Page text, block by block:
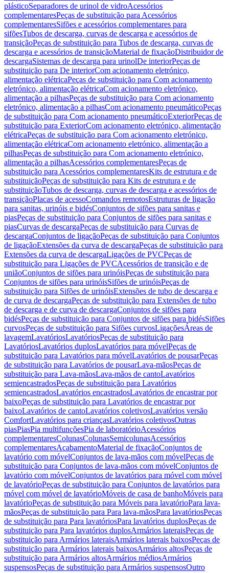
plásticoSeparadores de urinol de vidroAcessórios
complementaresPeças de substituição para Acessórios
complementaresSifões e acessórios complementares para
sifõesTubos de descarga, curvas de descarga e acessórios de
transiçãoPeças de substituição para Tubos de descarga, curvas de
descarga e acessórios de transiçãoMaterial de fixaçãoDistribuidor de
descargaSistemas de descarga para urinolDe interiorPeças de
substituição para De interiorCom acionamento eletrónico,
alimentação elétricaPeças de substituição para Com acionamento
eletrónico, alimentação elétricaCom acionamento eletrónico,
alimentação a pilhasPeças de substituição para Com acionamento
eletrónico, alimentação a pilhasCom acionamento pneumáticoPeças
de substituição para Com acionamento pneumáticoExteriorPeças de
substituição para ExteriorCom acionamento eletrónico, alimentação
elétricaPeças de substituição para Com acionamento eletrónico,
alimentação elétricaCom acionamento eletrónico, alimentação a
pilhasPeças de substituição para Com acionamento eletrónico,
alimentação a pilhasAcessórios complementaresPeças de
substituição para Acessórios complementaresKits de estrutura e de
substituiçãoPeças de substituição para Kits de estrutura e de
substituiçãoTubos de descarga, curvas de descarga e acessórios de
transiçãoPlacas de acessoComandos remotosEstruturas de ligação
para sanitas, urinóis e bidésConjuntos de sifões para sanitas e
piasPeças de substituição para Conjuntos de sifões para sanitas e
piasCurvas de descargaPeças de substituição para Curvas de
descargaConjuntos de ligaçãoPeças de substituição para Conjuntos
de ligaçãoExtensões da curva de descargaPeças de substituição para
Extensões da curva de descargaLigações de PVCPeças de
substituição para Ligações de PVCAcessórios de transição e de
uniãoConjuntos de sifões para urinóisPeças de substituição para
Conjuntos de sifões para urinóisSifões de urinóisPeças de
substituição para Sifões de urinóisExtensões de tubo de descarga e
de curva de descargaPeças de substituição para Extensões de tubo
de descarga e de curva de descargaConjuntos de sifões para
bidésPeças de substituição para Conjuntos de sifões para bidésSifões
curvosPeças de substituição para Sifões curvosLigaçõesÁreas de
lavagemLavatóriosLavatóriosPeças de substituição para
LavatóriosLavatórios duplosLavatórios para móvelPeças de
substituição para Lavatórios para móvelLavatórios de pousarPeças
de substituição para Lavatórios de pousarLava-mãosPeças de
substituição para Lava-mãosLava-mãos de cantoLavatórios
semiencastradosPeças de substituição para Lavatórios
semiencastradosLavatórios encastradosLavatórios de encastrar por
baixoPeças de substituição para Lavatórios de encastrar por
baixoLavatórios de cantoLavatórios coletivosLavatórios versão
ComfortLavatórios para criançasLavatórios coletivosOutras
piasPiasPia multifunçõesPia de laboratórioAcessórios
complementaresColunasColunasSemicolunasAcessórios
complementaresAcabamentoMaterial de fixaçãoConjuntos de
lavatório com móvelConjuntos de lava-mãos com móvelPeças de
substituição para Conjuntos de lava-mãos com móvelConjuntos de
lavatório com móvelConjuntos de lavatórios para móvel com móvel
de lavatórioPeças de substituição para Conjuntos de lavatórios para
móvel com móvel de lavatórioMóveis de casa de banhoMóveis para
lavatórioPeças de substituição para Móveis para lavatórioPara lava-
mãosPeças de substituição para Para lava-mãosPara lavatóriosPeças
de substituição para Para lavatóriosPara lavatórios duplosPeças de
substituição para Para lavatórios duplosArmários lateraisPeças de
substituição para Armários lateraisArmários laterais baixosPeças de
substituição para Armários laterais baixosArmários altosPeças de
substituição para Armários altosArmários médiosArmários
suspensosPeças de substituição para Armários suspensosOutro